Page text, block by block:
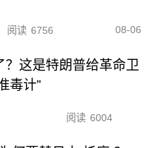
阅读 6756 08-06
？这是特朗普给革命卫
毒计”
阅读 6004